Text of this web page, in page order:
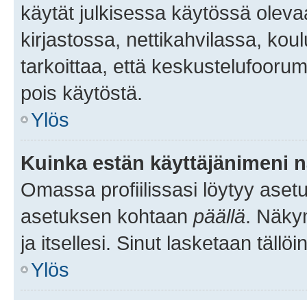
käytät julkisessa käytössä
kirjastossa, nettikahvilassa,
tarkoittaa, että
pois käytöstä.
Ylös
Kuinka estän käyttäjänimeni
Omassa profiilissasi löytyy
asetuksen kohtaan päällä.
ja itsellesi. Sinut lasketaan
Ylös